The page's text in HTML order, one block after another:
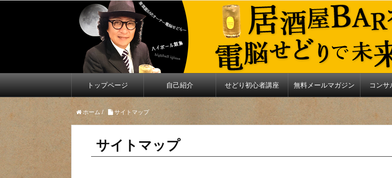
トップページ 自己紹介 せどり初心者講座 無料メールマガジン コンサ
ホーム / サイトマップ
サイトマップ